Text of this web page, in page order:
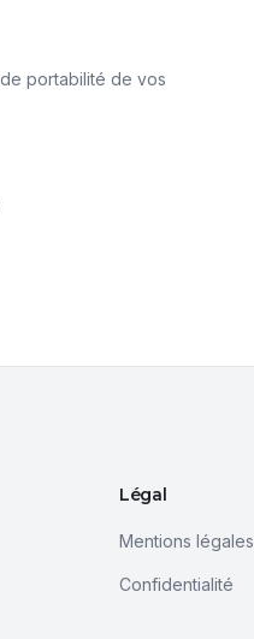
portabilité de vos
Légal
Mentions légales
Confidentialité